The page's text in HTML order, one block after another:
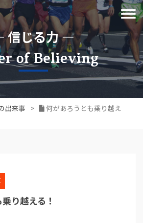
信じる力 ―
of Believing
出来事 >
何があろうとも乗り越え
り越える！